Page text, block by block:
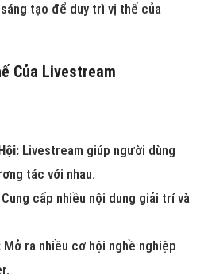
tạo để duy trì vị thế của
Của Livestream
Livestream giúp người dùng
tác với nhau.
Cung cấp nhiều nội dung giải trí và
Mở ra nhiều cơ hội nghề nghiệp